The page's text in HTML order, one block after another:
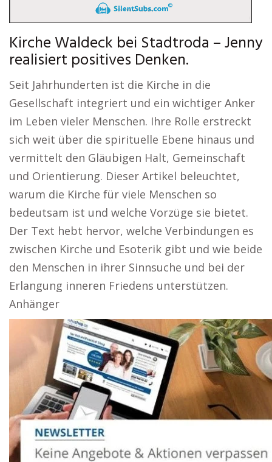
Kirche Waldeck bei Stadtroda – Jenny
realisiert positives Denken.
Seit Jahrhunderten ist die Kirche in die
Gesellschaft integriert und ein wichtiger Anker
im Leben vieler Menschen. Ihre Rolle erstreckt
sich weit über die spirituelle Ebene hinaus und
vermittelt den Gläubigen Halt, Gemeinschaft
und Orientierung. Dieser Artikel beleuchtet,
warum die Kirche für viele Menschen so
bedeutsam ist und welche Vorzüge sie bietet.
Der Text hebt hervor, welche Verbindungen es
zwischen Kirche und Esoterik gibt und wie beide
den Menschen in ihrer Sinnsuche und bei der
Erlangung inneren Friedens unterstützen.
Anhänger